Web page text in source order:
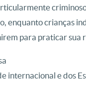
enquanto crianças
para praticar sua
internacional e dos